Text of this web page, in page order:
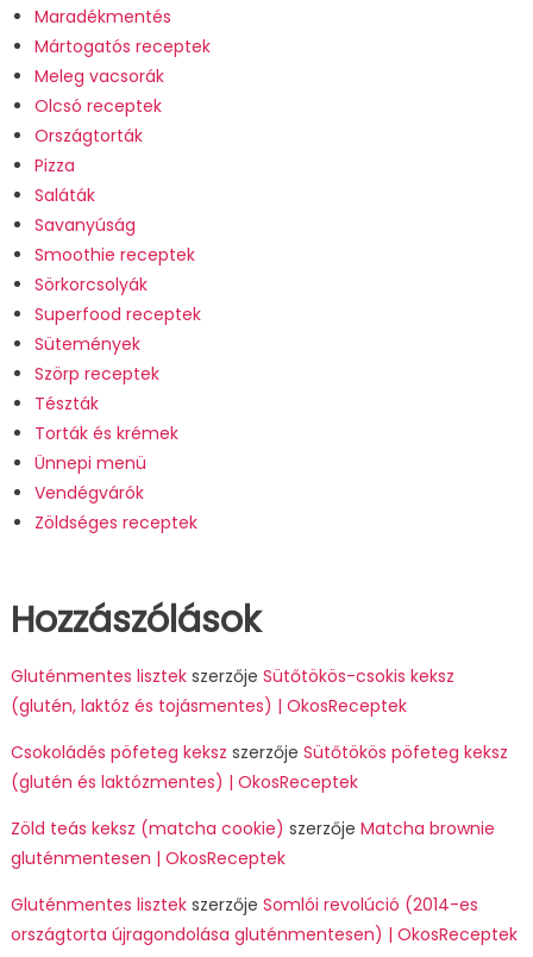
Maradékmentés
Mártogatós receptek
Meleg vacsorák
Olcsó receptek
Országtorták
Pizza
Saláták
Savanyúság
Smoothie receptek
Sörkorcsolyák
Superfood receptek
Sütemények
Szörp receptek
Tészták
Torták és krémek
Ünnepi menü
Vendégvárók
Zöldséges receptek
Hozzászólások
Gluténmentes lisztekszerzője Sütőtökös-csokis keksz
(glutén, laktóz és tojásmentes) | OkosReceptek
Csokoládés pöfeteg keksz szerzője Sütőtökös pöfeteg keksz
(glutén és laktózmentes) | OkosReceptek
Zöld teás keksz (matcha cookie) szerzője Matcha brownie
gluténmentesen | OkosReceptek
Gluténmentes lisztekszerzője Somlói revolúció (2014-es
országtorta újragondolása gluténmentesen) | OkosReceptek